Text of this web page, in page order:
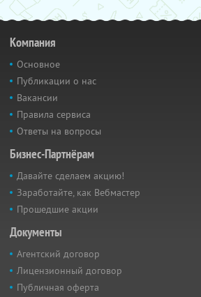
Компания
Основное
Публикации о нас
Вакансии
Правила сервиса
Ответы на вопросы
Бизнес-Партнёрам
Давайте сделаем акцию!
Заработайте, как Вебмастер
Прошедшие акции
Документы
Агентский договор
Лицензионный договор
Публичная оферта